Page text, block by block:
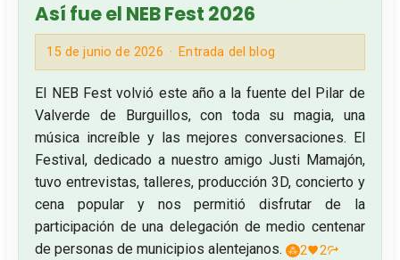
Así fue el NEB Fest 2026
15 de junio de 2026 Entrada del blog
El NEB Fest volvió este año a la fuente del Pilar de
Valverde de Burguillos, con toda su magia, una
música increíble y las mejores conversaciones. El
Festival, dedicado a nuestro amigo Justi Mamajón,
tuvo entrevistas, talleres, producción 3D, concierto y
cena popular y nos permitió disfrutar de la
participación de una delegación de medio centenar
de personas de municipios alentejanos.
2 2